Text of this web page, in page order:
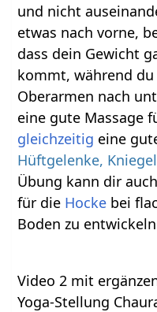
und nicht
etwas nach vorne,
dass dein Gewicht
kommt, während
Oberarmen nach
eine gute Massage
gleichzeitig eine
Hüftgelenke,
Übung kann dir
für die Hocke bei
Boden zu
Video 2 mit
Yoga-Stellung